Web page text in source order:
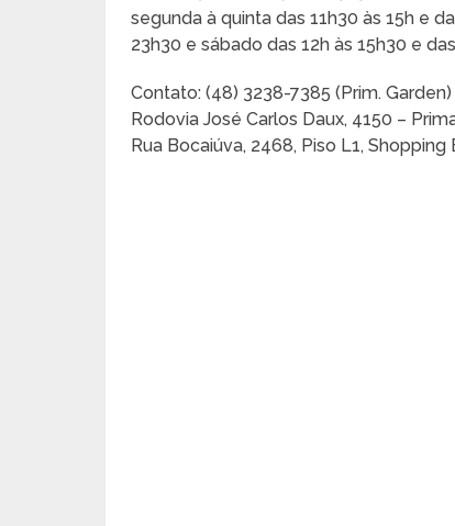
segunda à quinta das 11h30 às 15h e
23h30 e sábado das 12h às 15h30 e
Contato: (48) 3238-7385 (Prim.
Rodovia José Carlos Daux, 4150 –
Rua Bocaiúva, 2468, Piso L1,